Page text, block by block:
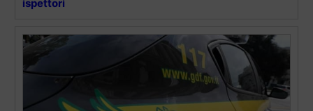
ispettori